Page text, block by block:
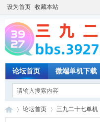
设为首页 收藏本站
论坛首页 微端单机下载
论坛首页 三九二十七单机